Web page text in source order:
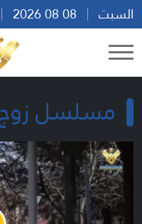
السبت
09:54
مسلسل زوج